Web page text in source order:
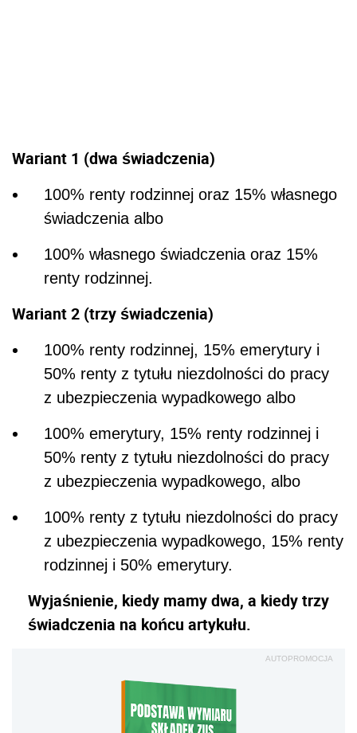
Wariant 1 (dwa świadczenia)
100% renty rodzinnej oraz 15% własnego
świadczenia albo
100% własnego świadczenia oraz 15%
renty rodzinnej.
Wariant 2 (trzy świadczenia)
100% renty rodzinnej, 15% emerytury i
50% renty z tytułu niezdolności do pracy
z ubezpieczenia wypadkowego albo
100% emerytury, 15% renty rodzinnej i
50% renty z tytułu niezdolności do pracy
z ubezpieczenia wypadkowego, albo
100% renty z tytułu niezdolności do pracy
z ubezpieczenia wypadkowego, 15% renty
rodzinnej i 50% emerytury.
Wyjaśnienie, kiedy mamy dwa, a kiedy trzy
świadczenia na końcu artykułu.
AUTOPROMOCJA